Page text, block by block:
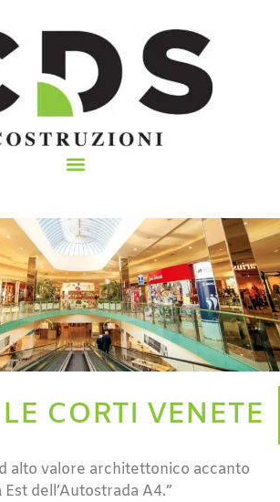
LE CORTI VENETE
alto valore architettonico accanto
Est dell’Autostrada A4.”